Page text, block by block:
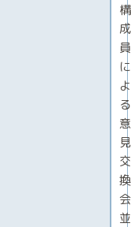
構
成
員
に
よ
る
意
見
交
換
並